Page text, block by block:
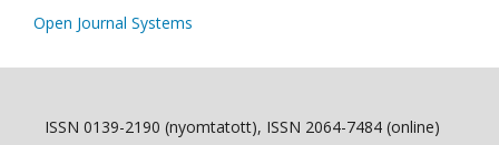
Open Journal Systems
ISSN 0139-2190 (nyomtatott), ISSN 2064-7484 (online)